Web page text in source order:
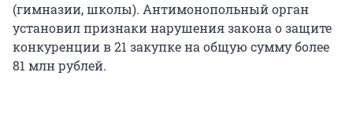
(гимназии, школы). Антимонопольный орган
установил признаки нарушения закона о защите
конкуренции в 21 закупке на общую сумму более
81 млн рублей.